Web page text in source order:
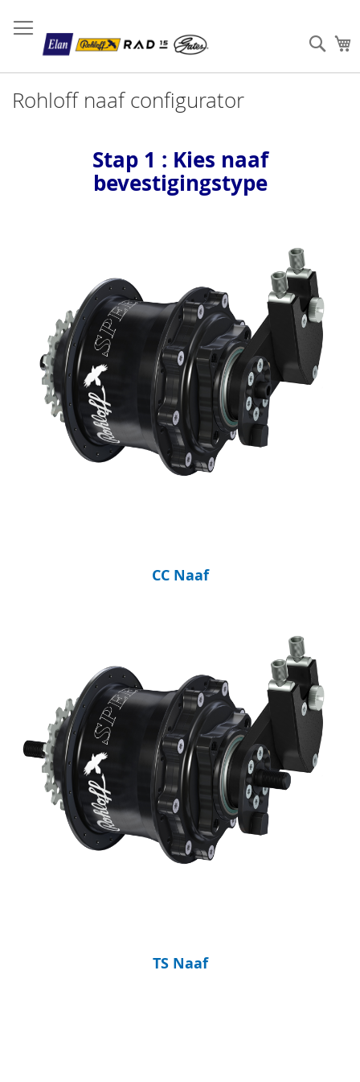
Rohloff naaf configurator
Stap 1 : Kies naaf
bevestigingstype
CC Naaf
TS Naaf